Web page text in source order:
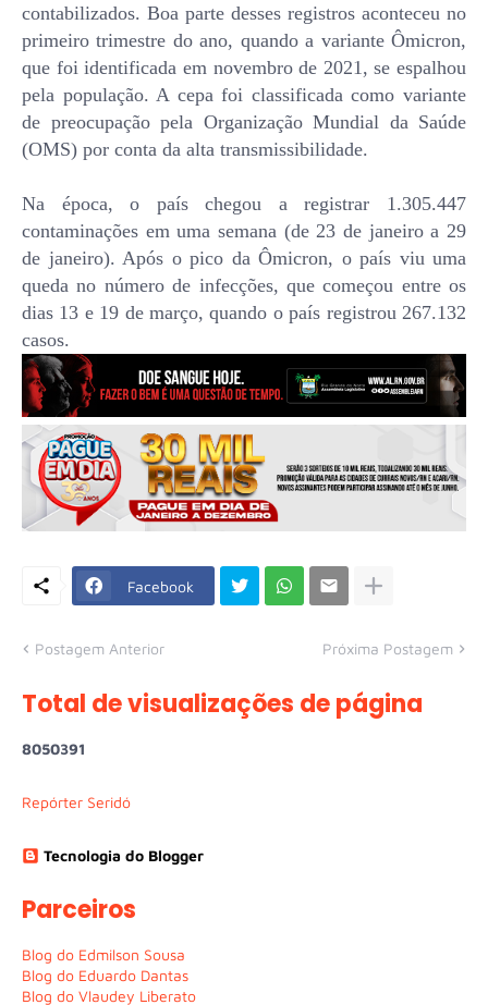
contabilizados. Boa parte desses registros aconteceu no
primeiro trimestre do ano, quando a variante Ômicron,
que foi identificada em novembro de 2021, se espalhou
pela população. A cepa foi classificada como variante
de preocupação pela Organização Mundial da Saúde
(OMS) por conta da alta transmissibilidade.
Na época, o país chegou a registrar 1.305.447
contaminações em uma semana (de 23 de janeiro a 29
de janeiro). Após o pico da Ômicron, o país viu uma
queda no número de infecções, que começou entre os
dias 13 e 19 de março, quando o país registrou 267.132
casos.
Facebook
Postagem Anterior Próxima Postagem
Total de visualizações de página
8050391
Repórter Seridó
Tecnologia do Blogger
Parceiros
Blog do Edmilson Sousa
Blog do Eduardo Dantas
Blog do Vlaudey Liberato